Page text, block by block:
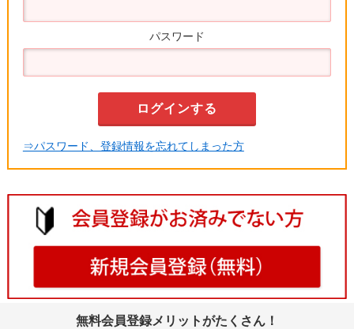
パスワード
⇒パスワード、登録情報を忘れてしまった方
無料会員登録メリットがたくさん！